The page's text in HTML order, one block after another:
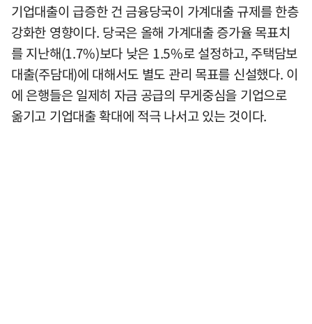
기업대출이 급증한 건 금융당국이 가계대출 규제를 한층
강화한 영향이다. 당국은 올해 가계대출 증가율 목표치
를 지난해(1.7%)보다 낮은 1.5%로 설정하고, 주택담보
대출(주담대)에 대해서도 별도 관리 목표를 신설했다. 이
에 은행들은 일제히 자금 공급의 무게중심을 기업으로
옮기고 기업대출 확대에 적극 나서고 있는 것이다.